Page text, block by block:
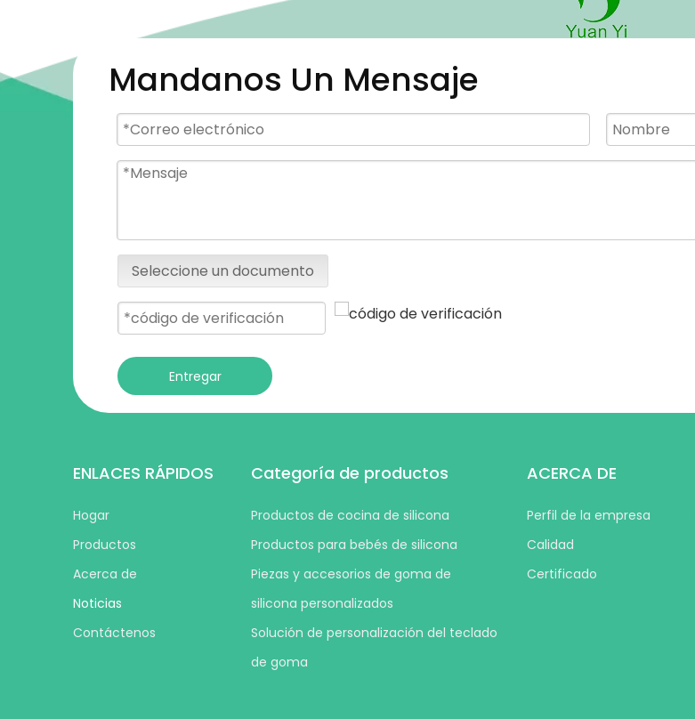
Mandanos Un Mensaje
Seleccione un documento
Entregar
ENLACES RÁPIDOS
Hogar
Productos
Acerca de
Noticias
Contáctenos
Categoría de productos
Productos de cocina de silicona
Productos para bebés de silicona
Piezas y accesorios de goma de
silicona personalizados
Solución de personalización del teclado
de goma
ACERCA DE
Perfil de la empresa
Calidad
Certificado